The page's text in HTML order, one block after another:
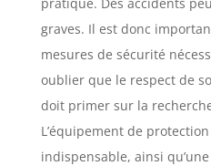
graves. Il est donc
mesures de sécurité
oublier que le respect de
doit primer sur la
L’équipement de
indispensable, ainsi